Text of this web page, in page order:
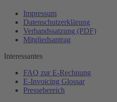
Impressum
Datenschutzerklärung
Verbandssatzung (PDF)
Mitgliedsantrag
Interessantes
FAQ zur E-Rechnung
E-Invoicing Glossar
Pressebereich